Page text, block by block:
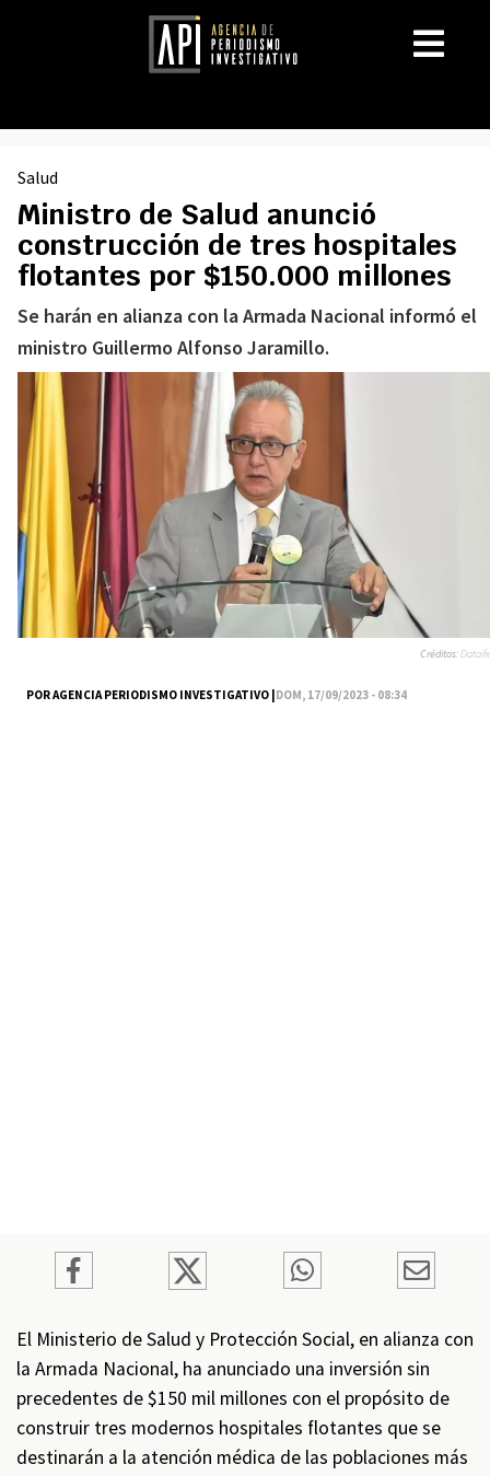
Salud
Ministro de Salud anunció
construcción de tres hospitales
flotantes por $150.000 millones
Se harán en alianza con la Armada Nacional informó el
ministro Guillermo Alfonso Jaramillo.
POR AGENCIA PERIODISMO INVESTIGATIVO |DOM, 17/09/2023 - 08:34
Créditos:Dataifx
El Ministerio de Salud y Protección Social, en alianza con
la Armada Nacional, ha anunciado una inversión sin
precedentes de $150 mil millones con el propósito de
construir tres modernos hospitales flotantes que se
destinarán a la atención médica de las poblaciones más